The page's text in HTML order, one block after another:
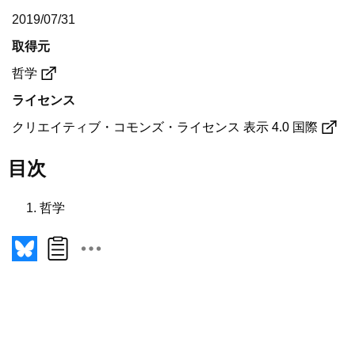
2019/07/31
取得元
哲学
ライセンス
クリエイティブ・コモンズ・ライセンス 表示 4.0 国際
目次
哲学